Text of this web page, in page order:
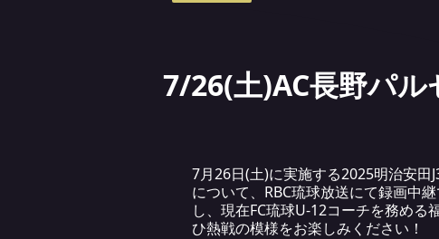
7/26(土)AC長野パル
7月26日(土)に実施する2025明治安
について、RBC琉球放送にて録画中
し、現在FC琉球U-12コーチを務め
ひ熱戦の模様をお楽しみください！